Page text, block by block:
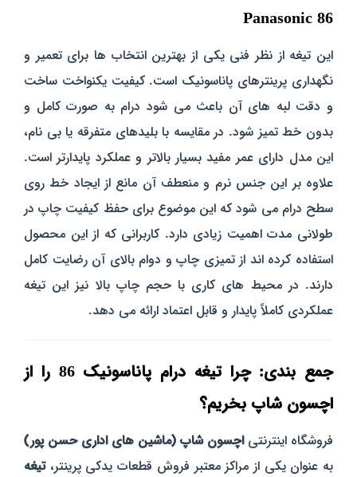
Panasonic 86
این تیغهاز نظر فنی یکی از بهترین انتخاب‌ ها برای تعمیر و
نگهداری پرینترهای پاناسونیک است. کیفیت یکنواخت ساخت
و دقت لبه‌ های آن باعث می‌ شود درام به‌ صورت کامل و
بدون خط تمیز شود. در مقایسه با بلیدهای متفرقه یا بی‌ نام،
این مدل دارای عمر مفید بسیار بالاتر و عملکرد پایدارتر است.
علاوه بر این جنس نرم و منعطف آن مانع از ایجاد خط روی
سطح درام می‌ شود که این موضوع برای حفظ کیفیت چاپ در
طولانی‌ مدت اهمیت زیادی دارد. کاربرانی که از این محصول
استفاده کرده‌ اند از تمیزی چاپ و دوام بالای آن رضایت کامل
دارند. در محیط‌ های کاری با حجم چاپ بالا نیز این تیغه
عملکردی کاملاً پایدار و قابل‌ اعتماد ارائه می‌ دهد.
جمع‌ بندی: چرا تیغه درام پاناسونیک 86 را از
اچسون شاپ بخریم؟
فروشگاه اینترنتیاچسون شاپ (ماشین‌ های اداری حسن‌ پور)
به عنوان یکی از مراکز معتبر فروش قطعات یدکی پرینتر،تیغه